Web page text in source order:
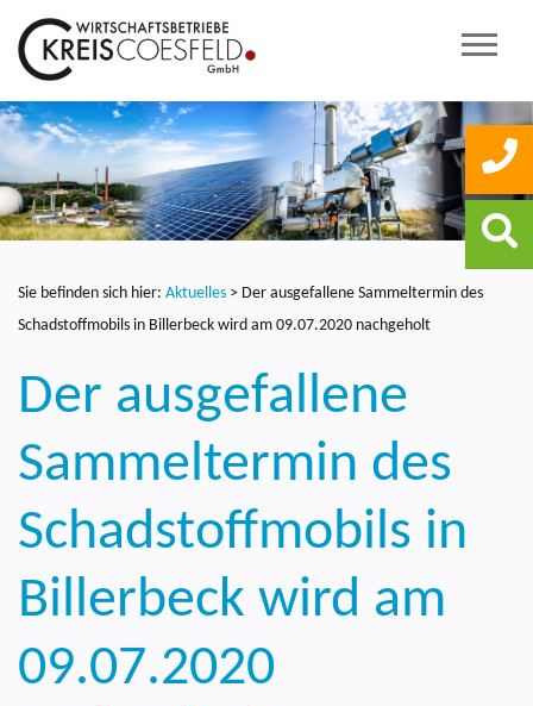
Sie befinden sich hier: Aktuelles > Der ausgefallene Sammeltermin des
Schadstoffmobils in Billerbeck wird am 09.07.2020 nachgeholt
Der ausgefallene
Sammeltermin des
Schadstoffmobils in
Billerbeck wird am
09.07.2020